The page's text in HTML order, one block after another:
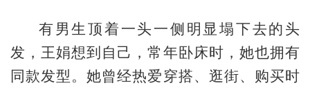
有男生顶着一头一侧明显塌下去的头
发，王娟想到自己，常年卧床时，她也拥有
同款发型。她曾经热爱穿搭、逛街、购买时